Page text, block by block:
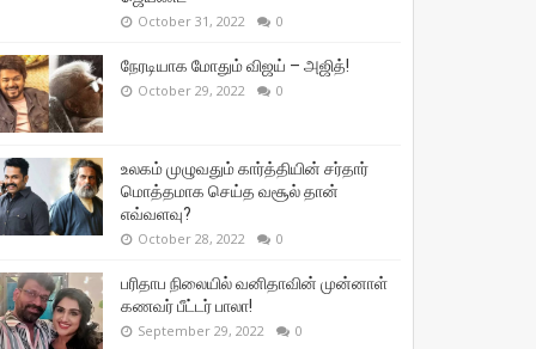
October 31, 2022 0
நேரடியாக மோதும் விஜய் – அஜித்!
October 29, 2022 0
உலகம் முழுவதும் கார்த்தியின் சர்தார்
மொத்தமாக செய்த வசூல் தான்
எவ்வளவு?
October 28, 2022 0
பரிதாப நிலையில் வனிதாவின் முன்னாள்
கணவர் பீட்டர் பாலா!
September 29, 2022 0